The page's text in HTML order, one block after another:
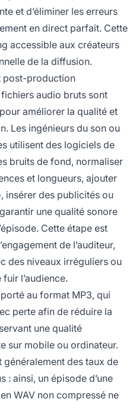
et d’éliminer les erreurs
en direct parfait. Cette
accessible aux créateurs
de la diffusion.
post-production
audio bruts sont
améliorer la qualité et
Les ingénieurs du son ou
utilisent des logiciels de
bruits de fond, normaliser
et longueurs, ajouter
insérer des publicités ou
une qualité sonore
Cette étape est
de l’auditeur,
des niveaux irréguliers ou
l’audience.
au format MP3, qui
perte afin de réduire la
une qualité
sur mobile ou ordinateur.
des taux de
: ainsi, un épisode d’une
WAV non compressé ne